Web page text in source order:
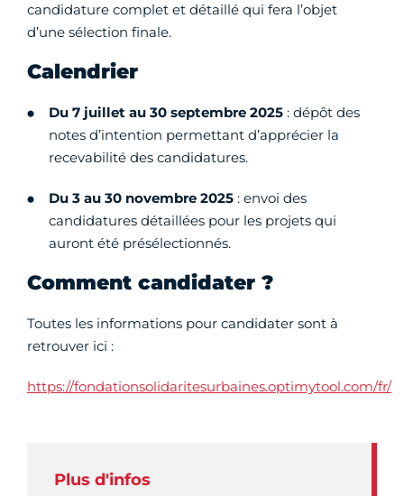
candidature complet et détaillé qui fera l’objet
d’une sélection finale.
Calendrier
Du 7 juillet au 30 septembre 2025 : dépôt des
notes d’intention permettant d’apprécier la
recevabilité des candidatures.
Du 3 au 30 novembre 2025 : envoi des
candidatures détaillées pour les projets qui
auront été présélectionnés.
Comment candidater ?
Toutes les informations pour candidater sont à
retrouver ici :
https://fondationsolidaritesurbaines.optimytool.com/fr/
Plus d'infos